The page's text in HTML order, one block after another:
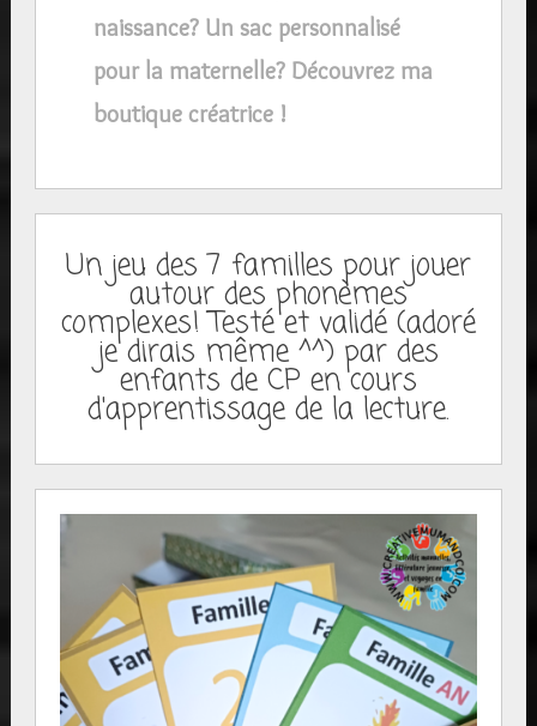
naissance? Un sac personnalisé
pour la maternelle? Découvrez ma
boutique créatrice !
Un jeu des 7 familles pour jouer
autour des phonèmes
complexes! Testé et validé (adoré
je dirais même ^^) par des
enfants de CP en cours
d'apprentissage de la lecture.